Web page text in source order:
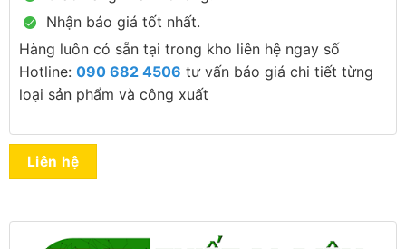
Nhận báo giá tốt nhất.
Hàng luôn có sẵn tại trong kho liên hệ ngay số
Hotline: 090 682 4506 tư vấn báo giá chi tiết từng
loại sản phẩm và công xuất
Liên hệ